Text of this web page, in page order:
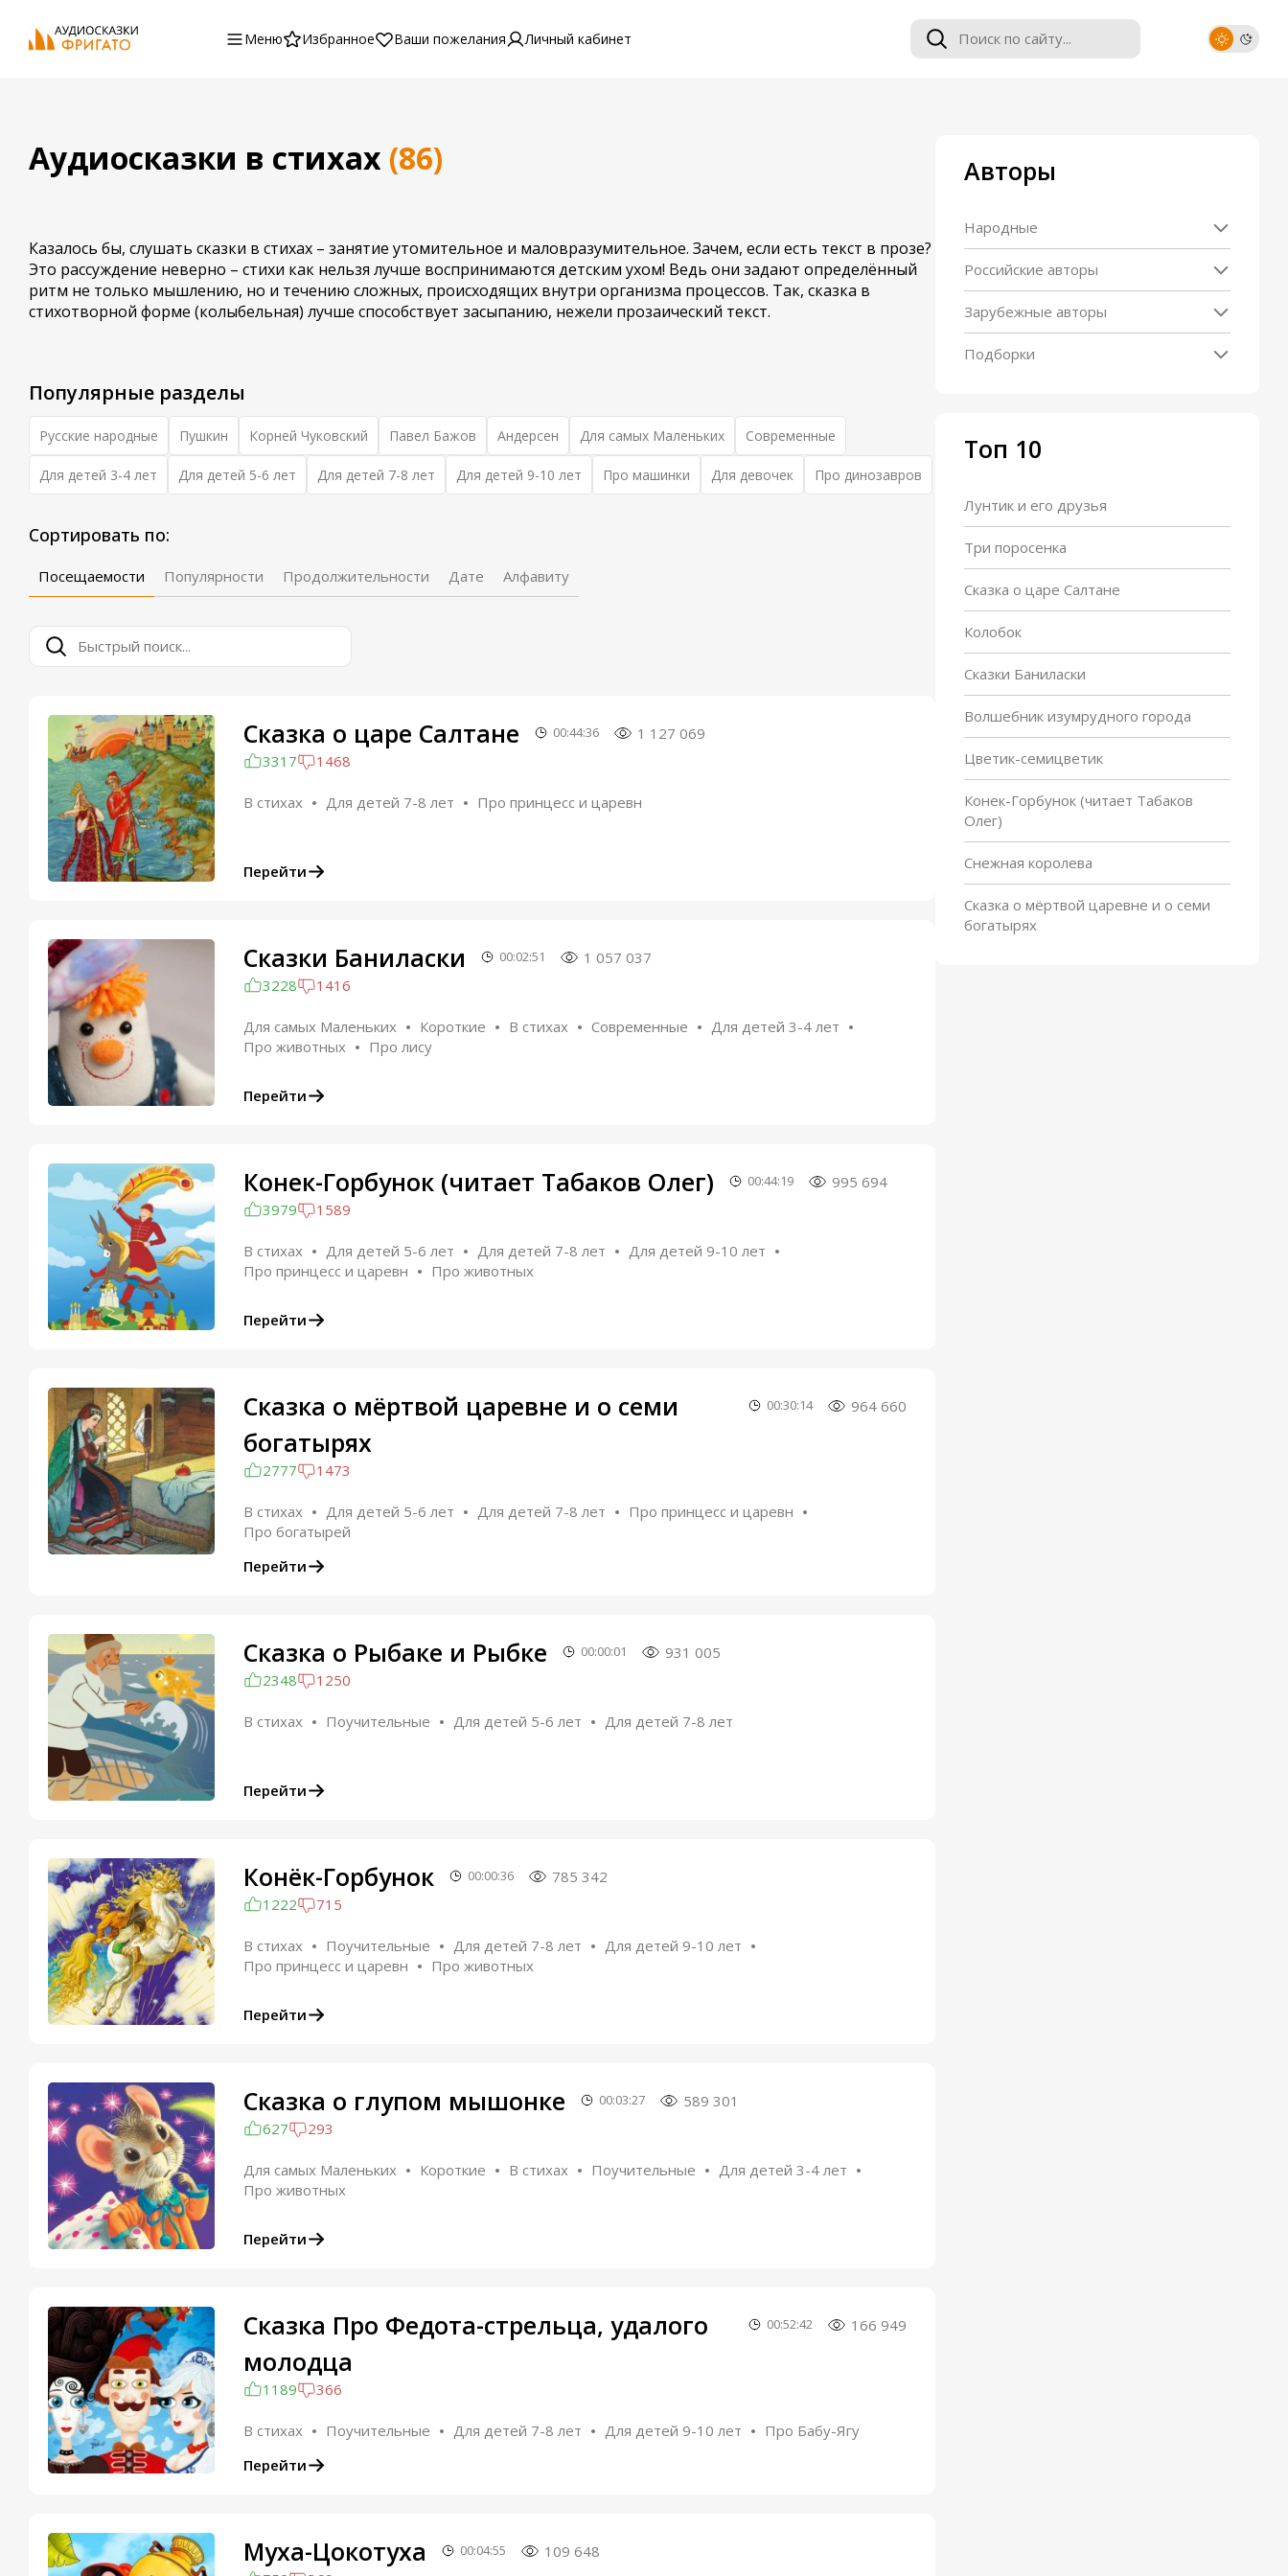
Меню Избранное Ваши пожелания Личный кабинет
Аудиосказки в стихах (86)
Казалось бы, слушать сказки в стихах – занятие утомительное и маловразумительное. Зачем, если есть текст в прозе?
Это рассуждение неверно – стихи как нельзя лучше воспринимаются детским ухом! Ведь они задают определённый
ритм не только мышлению, но и течению сложных, происходящих внутри организма процессов. Так, сказка в
стихотворной форме (колыбельная) лучше способствует засыпанию, нежели прозаический текст.
Популярные разделы
Русские народные Пушкин Корней Чуковский Павел Бажов Андерсен Для самых Маленьких Современные
Для детей 3-4 лет Для детей 5-6 лет Для детей 7-8 лет Для детей 9-10 лет Про машинки Для девочек Про динозавров
Сортировать по:
Посещаемости Популярности Продолжительности Дате Алфавиту
Сказка о царе Салтане 00:44:36
1 127 069
3317
1468
В стихах Для детей 7-8 лет Про принцесс и царевн
Перейти
Сказки Баниласки 00:02:51
1 057 037
3228
1416
Для самых Маленьких Короткие В стихах Современные
Для детей 3-4 лет
Про животных
Про лису
Перейти
Конек-Горбунок (читает Табаков Олег) 00:44:19
995 694
3979
1589
В стихах Для детей 5-6 лет Для детей 7-8 лет
Для детей 9-10 лет
Про принцесс и царевн
Про животных
Перейти
Сказка о мёртвой царевне и о семи
богатырях
00:30:14 964 660
2777 1473
В стихах Для детей 5-6 лет Для детей 7-8 лет
Про принцесс и царевн
Про богатырей
Перейти
Сказка о Рыбаке и Рыбке 00:00:01
931 005
2348
1250
В стихах Поучительные Для детей 5-6 лет Для детей 7-8 лет
Перейти
Конёк-Горбунок 00:00:36
785 342
1222
715
В стихах Поучительные Для детей 7-8 лет
Для детей 9-10 лет
Про принцесс и царевн
Про животных
Перейти
Сказка о глупом мышонке 00:03:27
589 301
627
293
Для самых Маленьких Короткие В стихах Поучительные
Для детей 3-4 лет
Про животных
Перейти
Сказка Про Федота-стрельца, удалого
молодца
00:52:42 166 949
1189 366
В стихах Поучительные Для детей 7-8 лет Для детей 9-10 лет
Про Бабу-Ягу
Перейти
Муха-Цокотуха 00:04:55
109 648
Авторы
Народные
Российские авторы
Зарубежные авторы
Подборки
Топ 10
Лунтик и его друзья
Три поросенка
Сказка о царе Салтане
Колобок
Сказки Баниласки
Волшебник изумрудного города
Цветик-семицветик
Конек-Горбунок (читает Табаков
Олег)
Снежная королева
Сказка о мёртвой царевне и о семи
богатырях